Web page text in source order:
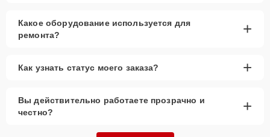
Какое оборудование используется для
ремонта?
+
Как узнать статус моего заказа? +
Вы действительно работаете прозрачно и
честно?
+